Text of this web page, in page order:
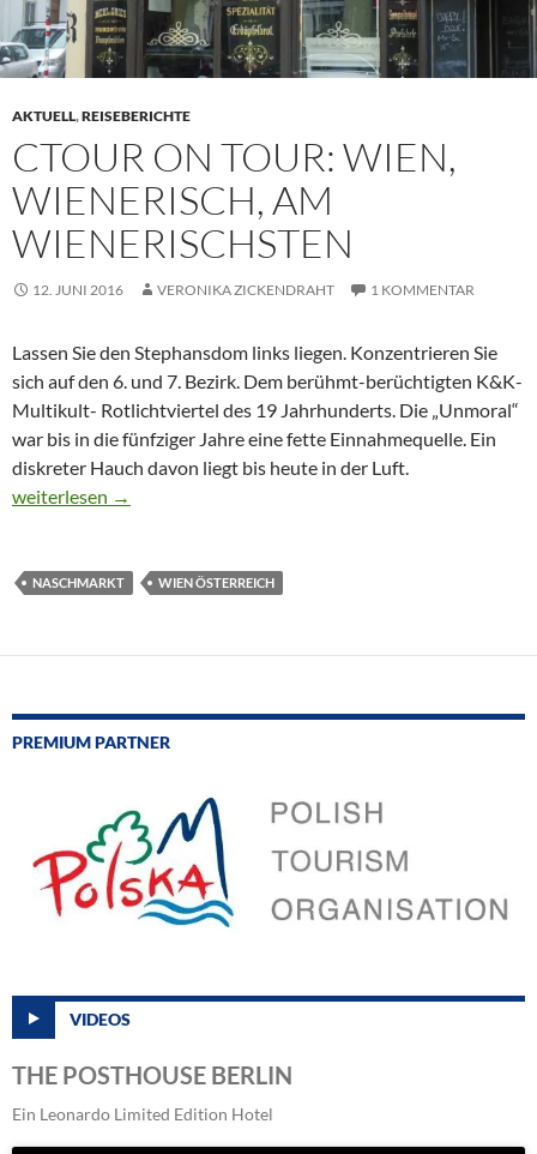
AKTUELL,REISEBERICHTE
CTOUR ON TOUR: WIEN,
WIENERISCH, AM
WIENERISCHSTEN
12. JUNI 2016 VERONIKA ZICKENDRAHT 1 KOMMENTAR
Lassen Sie den Stephansdom links liegen. Konzentrieren Sie
sich auf den 6. und 7. Bezirk. Dem berühmt-berüchtigten K&K-
Multikult- Rotlichtviertel des 19 Jahrhunderts. Die „Unmoral“
war bis in die fünfziger Jahre eine fette Einnahmequelle. Ein
diskreter Hauch davon liegt bis heute in der Luft.
CTOUR on Tour: Wien, wienerisch, am wienerischsten
weiterlesen →
NASCHMARKT WIEN ÖSTERREICH
PREMIUM PARTNER
VIDEOS
THE POSTHOUSE BERLIN
Ein Leonardo Limited Edition Hotel